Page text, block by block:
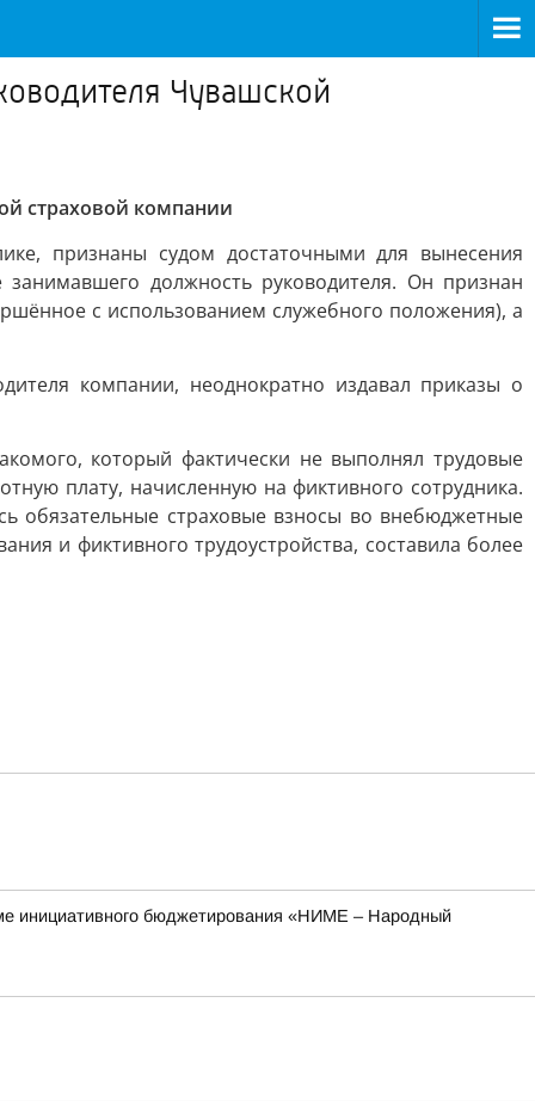
Чувашской
страховой компании
признаны судом достаточными для вынесения
должность руководителя. Он признан
с использованием служебного положения), а
компании, неоднократно издавал приказы о
который фактически не выполнял трудовые
плату, начисленную на фиктивного сотрудника.
обязательные страховые взносы во внебюджетные
и фиктивного трудоустройства, составила более
инициативного бюджетирования «НИМЕ – Народный